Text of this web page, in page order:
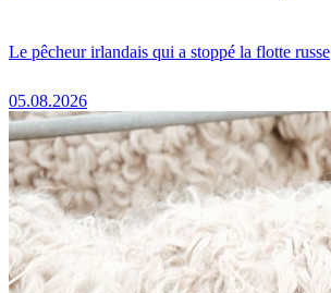
Le pêcheur irlandais qui a stoppé la flotte russe
05.08.2026